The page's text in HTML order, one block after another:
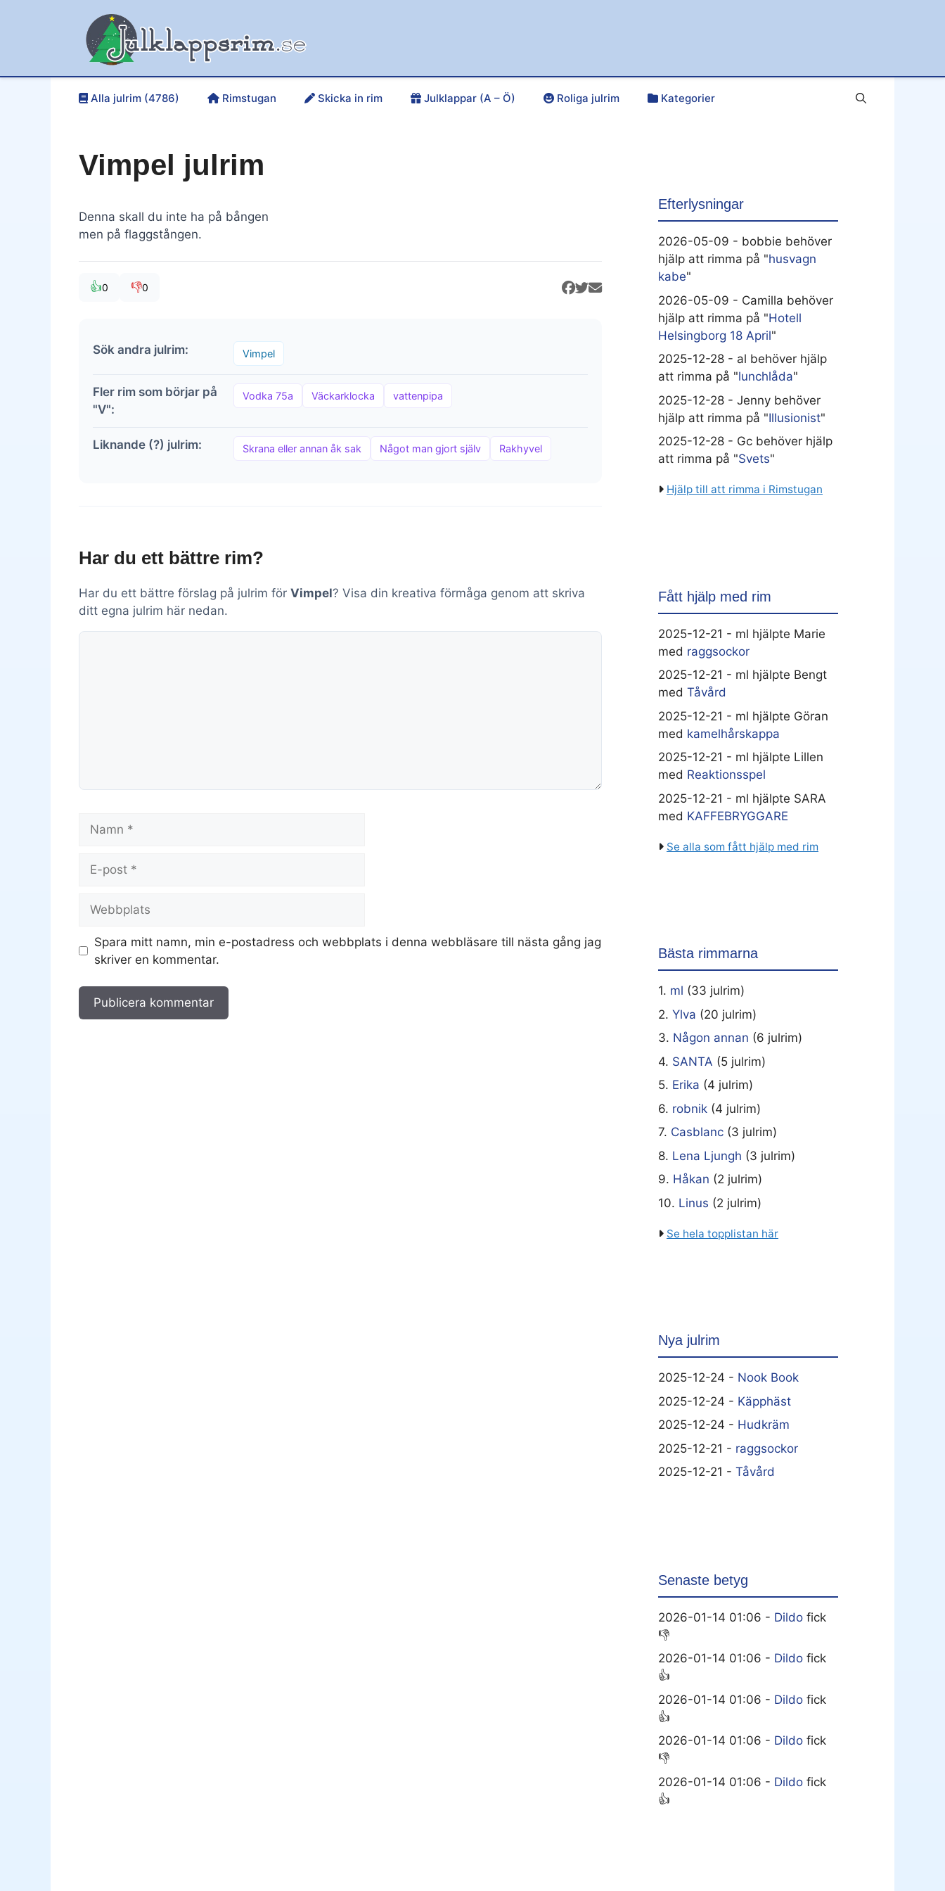
Alla julrim (4786) Rimstugan Skicka in rim Julklappar (A – Ö) Roliga julrim Kategorier
Vimpel julrim
Denna skall du inte ha på bången
men på flaggstången.
👍0 👎0
Sök andra julrim: Vimpel
Fler rim som börjar på
"V":
Vodka 75a Väckarklocka vattenpipa
Liknande (?) julrim: Skrana eller annan åk sak Något man gjort själv Rakhyvel
Har du ett bättre rim?
Har du ett bättre förslag på julrim för Vimpel? Visa din kreativa förmåga genom att skriva
ditt egna julrim här nedan.
Kommentar
post
Spara mitt namn, min e-postadress och webbplats i denna webbläsare till nästa gång jag
skriver en kommentar.
Efterlysningar
2026-05-09 - bobbie behöver
hjälp att rimma på "husvagn
kabe"
2026-05-09 - Camilla behöver
hjälp att rimma på "Hotell
Helsingborg 18 April"
2025-12-28 - al behöver hjälp
att rimma på "lunchlåda"
2025-12-28 - Jenny behöver
hjälp att rimma på "Illusionist"
2025-12-28 - Gc behöver hjälp
att rimma på "Svets"
Hjälp till att rimma i Rimstugan
Fått hjälp med rim
2025-12-21 - ml hjälpte Marie
med raggsockor
2025-12-21 - ml hjälpte Bengt
med Tåvård
2025-12-21 - ml hjälpte Göran
med kamelhårskappa
2025-12-21 - ml hjälpte Lillen
med Reaktionsspel
2025-12-21 - ml hjälpte SARA
med KAFFEBRYGGARE
Se alla som fått hjälp med rim
Bästa rimmarna
1. ml (33 julrim)
2. Ylva (20 julrim)
3. Någon annan (6 julrim)
4. SANTA (5 julrim)
5. Erika (4 julrim)
6. robnik (4 julrim)
7. Casblanc (3 julrim)
8. Lena Ljungh (3 julrim)
9. Håkan (2 julrim)
10. Linus (2 julrim)
Se hela topplistan här
Nya julrim
2025-12-24 - Nook Book
2025-12-24 - Käpphäst
2025-12-24 - Hudkräm
2025-12-21 - raggsockor
2025-12-21 - Tåvård
Senaste betyg
2026-01-14 01:06 - Dildo fick
👎
2026-01-14 01:06 - Dildo fick
👍
2026-01-14 01:06 - Dildo fick
👍
2026-01-14 01:06 - Dildo fick
👎
2026-01-14 01:06 - Dildo fick
👍